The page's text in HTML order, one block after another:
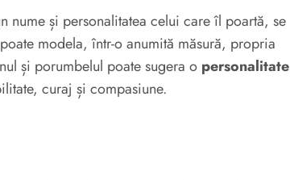
nume și personalitatea celui care îl poartă, se
modela, într-o anumită măsură, propria
și porumbelul poate sugera o personalitate
curaj și compasiune.